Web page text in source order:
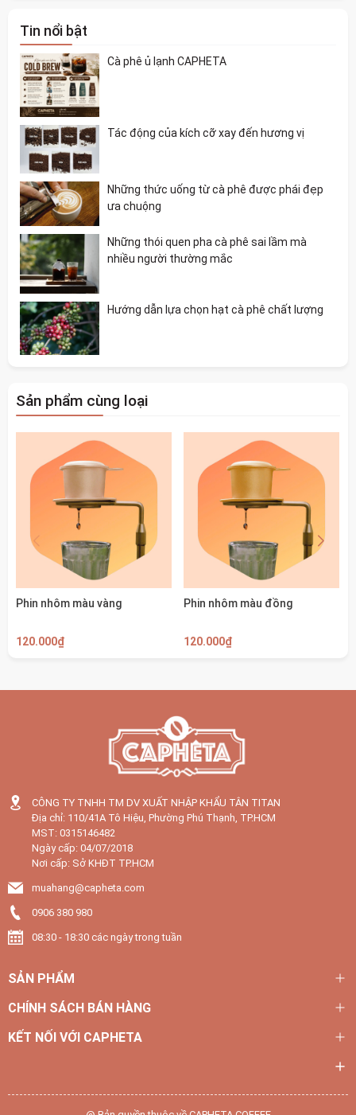
Tin nổi bật
Cà phê ủ lạnh CAPHETA
Tác động của kích cỡ xay đến hương vị
Những thức uống từ cà phê được phái đẹp
ưa chuộng
Những thói quen pha cà phê sai lầm mà
nhiều người thường mắc
Hướng dẫn lựa chọn hạt cà phê chất lượng
Sản phẩm cùng loại
Phin nhôm màu vàng
120.000₫
Phin nhôm màu đồng
120.000₫
CÔNG TY TNHH TM DV XUẤT NHẬP KHẨU TÂN TITAN
Địa chỉ: 110/41A Tô Hiệu, Phường Phú Thạnh, TP.HCM
MST: 0315146482
Ngày cấp: 04/07/2018
Nơi cấp: Sở KHĐT TP.HCM
muahang@capheta.com
0906 380 980
08:30 - 18:30 các ngày trong tuần
SẢN PHẨM
CHÍNH SÁCH BÁN HÀNG
KẾT NỐI VỚI CAPHETA